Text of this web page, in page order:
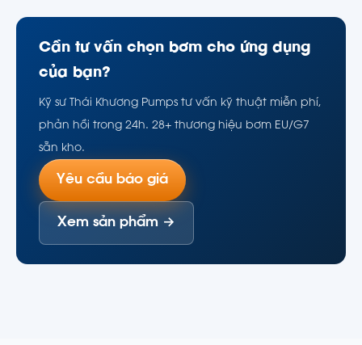
Cần tư vấn chọn bơm cho ứng dụng
của bạn?
Kỹ sư Thái Khương Pumps tư vấn kỹ thuật miễn phí,
phản hồi trong 24h. 28+ thương hiệu bơm EU/G7
sẵn kho.
Yêu cầu báo giá
Xem sản phẩm →